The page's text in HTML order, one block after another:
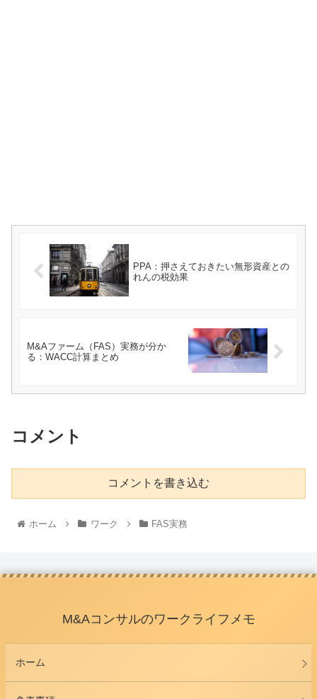
PPA：押さえておきたい無形資産との
れんの税効果
M&Aファーム（FAS）実務が分か
る：WACC計算まとめ
コメント
コメントを書き込む
ホーム ワーク FAS実務
M&Aコンサルのワークライフメモ
ホーム